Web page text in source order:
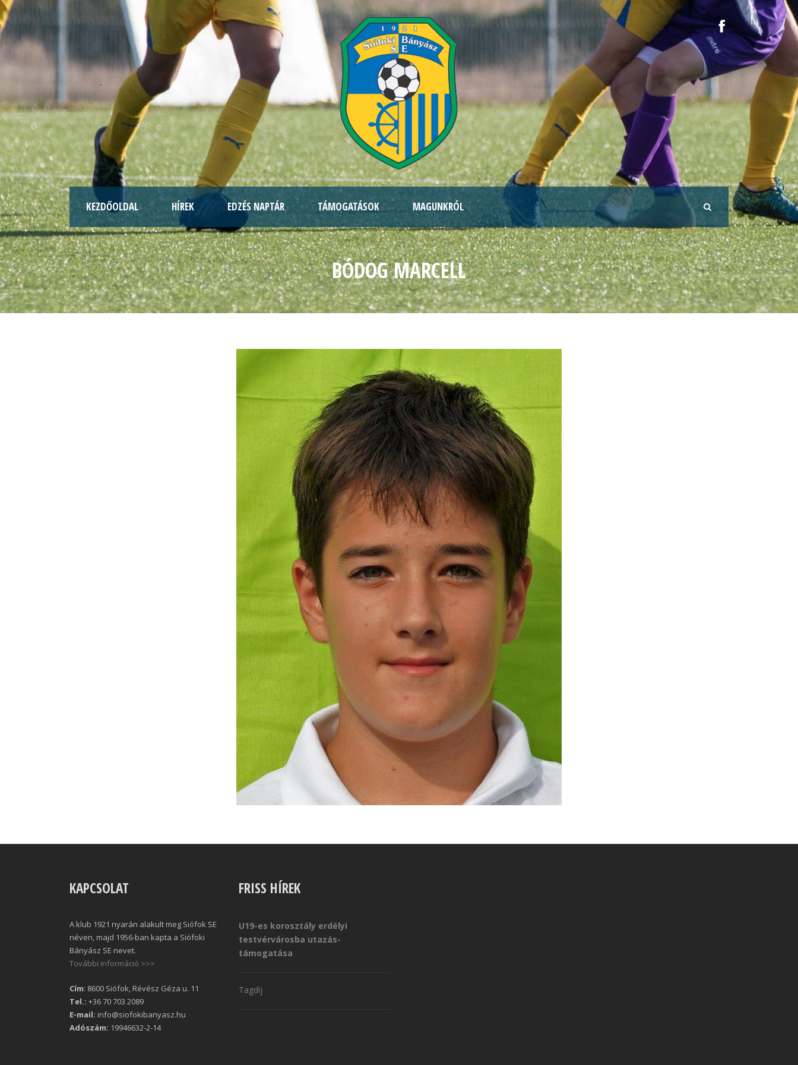
KEZDŐOLDAL HÍREK EDZÉS NAPTÁR TÁMOGATÁSOK MAGUNKRÓL
BÓDOG MARCELL
KAPCSOLAT
A klub 1921 nyarán alakult meg Siófok SE
néven, majd 1956-ban kapta a Siófoki
Bányász SE nevet.
További információ >>>
Cím: 8600 Siófok, Révész Géza u. 11
Tel.: +36 70 703 2089
E-mail: info@siofokibanyasz.hu
Adószám: 19946632-2-14
FRISS HÍREK
U19-es korosztály erdélyi
testvérvárosba utazás-
támogatása
Tagdíj